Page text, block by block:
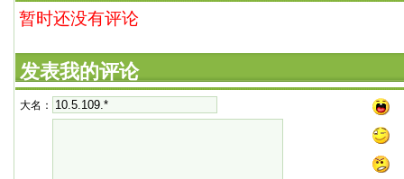
暂时还没有评论
发表我的评论
大名：